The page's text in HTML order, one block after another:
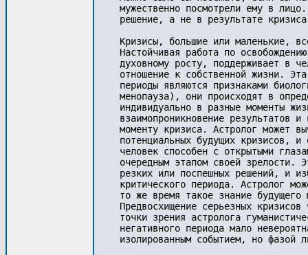
мужественно посмотрели ему в
решение, а не в результате
Кризисы, большие или маленькие,
Настойчивая работа по
духовному росту, поддерживает в
отношение к собственной жизни.
периоды являются признаками
менопауза), они происходят в
индивидуально в разные моменты
взаимопроникновение результатов
моменту кризиса. Астролог может
потенциальных будущих кризисов,
человек способен с открытыми
очередным этапом своей зрелости.
резких или поспешных решений, и
критического периода. Астролог
то же время такое знание
Предвосхищение серьезных
точки зрения астролога
негативного периода мало
изолированным событием, но фазой